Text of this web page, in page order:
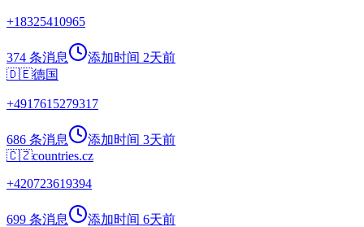
+18325410965
374 条消息 添加时间 2天前
🇩🇪德国
+4917615279317
686 条消息 添加时间 3天前
🇨🇿countries.cz
+420723619394
699 条消息 添加时间 6天前